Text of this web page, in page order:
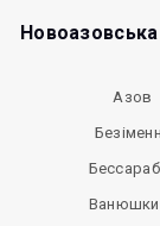
Азов